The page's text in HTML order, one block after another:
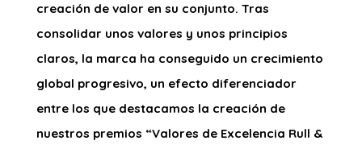
creación de valor en su conjunto. Tras
consolidar unos valores y unos principios
claros, la marca ha conseguido un crecimiento
global progresivo, un efecto diferenciador
entre los que destacamos la creación de
nuestros premios “Valores de Excelencia Rull &